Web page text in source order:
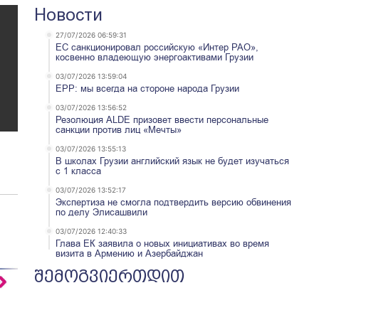
Новости
27/07/2026 06:59:31
ЕС санкционировал российскую «Интер РАО»,
косвенно владеющую энергоактивами Грузии
03/07/2026 13:59:04
EPP: мы всегда на стороне народа Грузии
03/07/2026 13:56:52
Резолюция ALDE призовет ввести персональные
санкции против лиц «Мечты»
03/07/2026 13:55:13
В школах Грузии английский язык не будет изучаться
с 1 класса
03/07/2026 13:52:17
Экспертиза не смогла подтвердить версию обвинения
по делу Элисашвили
03/07/2026 12:40:33
Глава ЕК заявила о новых инициативах во время
визита в Армению и Азербайджан
შემოგვიერთდით